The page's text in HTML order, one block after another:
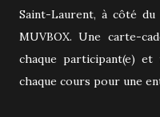
Saint-Laurent, à côté
MUVBOX. Une carte-
chaque participant(e)
chaque cours pour une